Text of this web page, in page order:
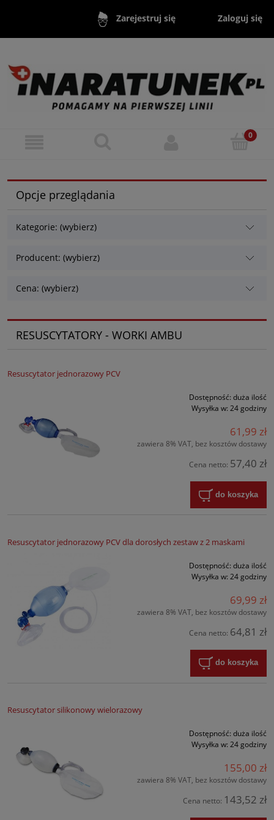
Zarejestruj się Zaloguj się
Opcje przeglądania
Kategorie: (wybierz)
Producent: (wybierz)
Cena: (wybierz)
RESUSCYTATORY - WORKI AMBU
Resuscytator jednorazowy PCV
Dostępność: duża ilość
Wysyłka w: 24 godziny
61,99 zł
zawiera 8% VAT, bez kosztów dostawy
Cena netto: 57,40 zł
do koszyka
Resuscytator jednorazowy PCV dla dorosłych zestaw z 2 maskami
Dostępność: duża ilość
Wysyłka w: 24 godziny
69,99 zł
zawiera 8% VAT, bez kosztów dostawy
Cena netto: 64,81 zł
do koszyka
Resuscytator silikonowy wielorazowy
Dostępność: duża ilość
Wysyłka w: 24 godziny
155,00 zł
zawiera 8% VAT, bez kosztów dostawy
Cena netto: 143,52 zł